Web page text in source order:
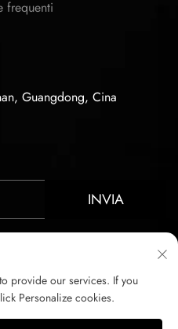
frequenti
Guangdong, Cina
INVIA
provide our services. If you
Personalize cookies.